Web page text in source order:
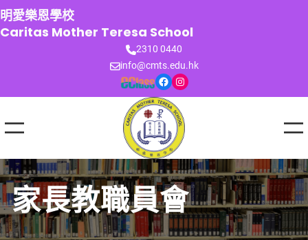
跳
至
主
明愛樂恩學校
Caritas Mother Teresa School
2310 0440
info@cmts.edu.hk
Facebook Instagram
家長教職員會